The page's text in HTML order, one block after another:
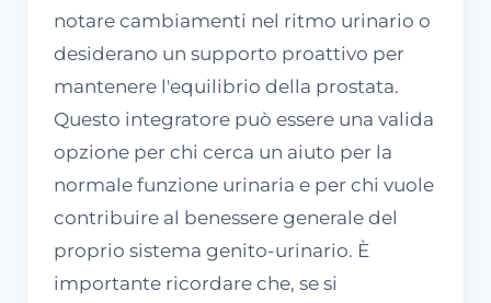
notare cambiamenti nel ritmo urinario o
desiderano un supporto proattivo per
mantenere l'equilibrio della prostata.
Questo integratore può essere una valida
opzione per chi cerca un aiuto per la
normale funzione urinaria e per chi vuole
contribuire al benessere generale del
proprio sistema genito-urinario. È
importante ricordare che, se si